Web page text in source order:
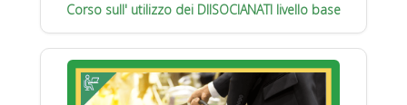
Corso sull' utilizzo dei DIISOCIANATI livello base